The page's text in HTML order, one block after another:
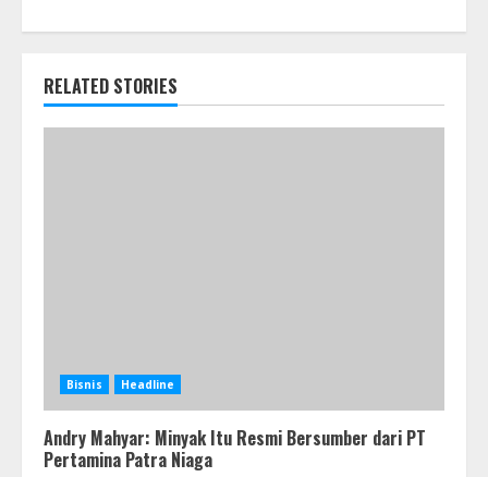
RELATED STORIES
Bisnis Headline
Andry Mahyar: Minyak Itu Resmi Bersumber dari PT
Pertamina Patra Niaga